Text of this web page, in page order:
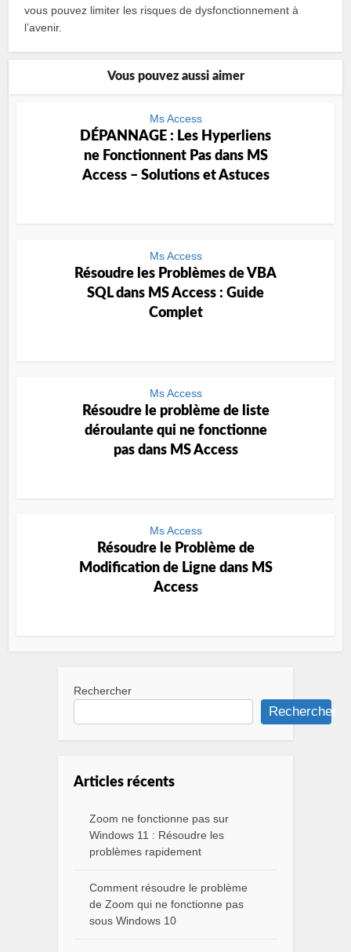
vous pouvez limiter les risques de dysfonctionnement à
l’avenir.
Vous pouvez aussi aimer
Ms Access
DÉPANNAGE : Les Hyperliens
ne Fonctionnent Pas dans MS
Access – Solutions et Astuces
Ms Access
Résoudre les Problèmes de VBA
SQL dans MS Access : Guide
Complet
Ms Access
Résoudre le problème de liste
déroulante qui ne fonctionne
pas dans MS Access
Ms Access
Résoudre le Problème de
Modification de Ligne dans MS
Access
Rechercher
Rechercher
Articles récents
Zoom ne fonctionne pas sur
Windows 11 : Résoudre les
problèmes rapidement
Comment résoudre le problème
de Zoom qui ne fonctionne pas
sous Windows 10